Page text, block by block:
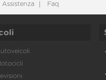
Assistenza Faq